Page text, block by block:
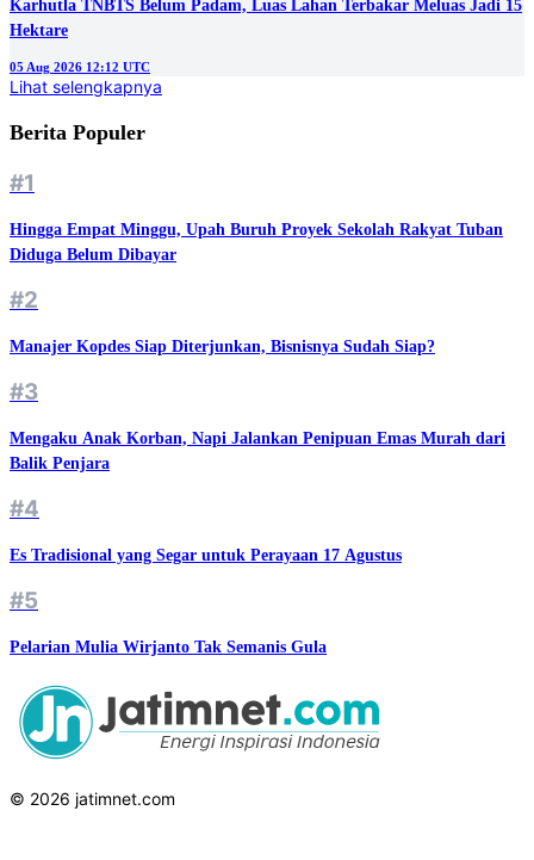
Karhutla TNBTS Belum Padam, Luas Lahan Terbakar Meluas Jadi 15
Hektare
05 Aug 2026 12:12 UTC
Lihat selengkapnya
Berita Populer
#1
Hingga Empat Minggu, Upah Buruh Proyek Sekolah Rakyat Tuban
Diduga Belum Dibayar
#2
Manajer Kopdes Siap Diterjunkan, Bisnisnya Sudah Siap?
#3
Mengaku Anak Korban, Napi Jalankan Penipuan Emas Murah dari
Balik Penjara
#4
Es Tradisional yang Segar untuk Perayaan 17 Agustus
#5
Pelarian Mulia Wirjanto Tak Semanis Gula
© 2026 jatimnet.com